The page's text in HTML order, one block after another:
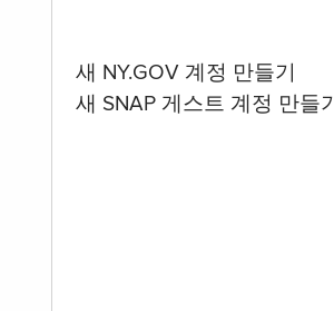
새 NY.GOV 계정 만들기
새 SNAP 게스트 계정 만들기